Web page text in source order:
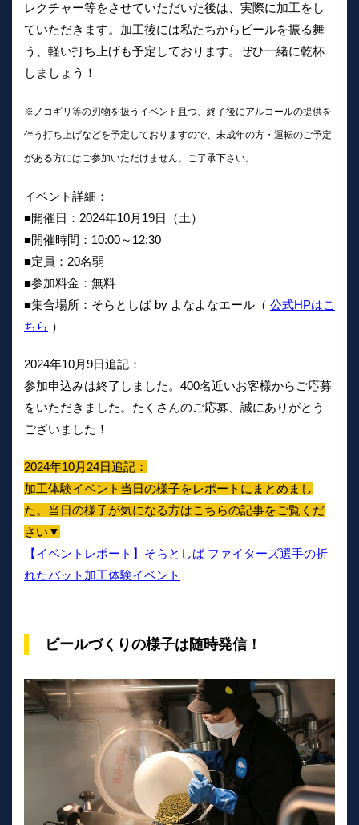
レクチャー等をさせていただいた後は、実際に加工をし
ていただきます。加工後には私たちからビールを振る舞
う、軽い打ち上げも予定しております。ぜひ一緒に乾杯
しましょう！
※ノコギリ等の刃物を扱うイベント且つ、終了後にアルコールの提供を
伴う打ち上げなどを予定しておりますので、未成年の方・運転のご予定
がある方にはご参加いただけません。ご了承下さい。
イベント詳細：
■開催日：2024年10月19日（土）
■開催時間：10:00～12:30
■定員：20名弱
■参加料金：無料
■集合場所：そらとしば by よなよなエール（ 公式HPはこ
ちら ）
2024年10月9日追記：
参加申込みは終了しました。400名近いお客様からご応募
をいただきました。たくさんのご応募、誠にありがとう
ございました！
2024年10月24日追記：
加工体験イベント当日の様子をレポートにまとめまし
た。当日の様子が気になる方はこちらの記事をご覧くだ
さい▼
【イベントレポート】そらとしば ファイターズ選手の折
れたバット加工体験イベント
ビールづくりの様子は随時発信！